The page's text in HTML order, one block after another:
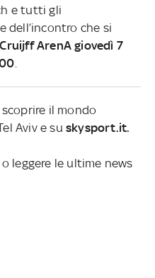
e tutti gli
dell’incontro che si
ArenA giovedì 7
il mondo
Aviv e suskysport.it.
leggere le ultime news